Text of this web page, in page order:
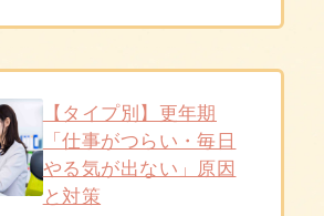
【タイプ別】更年期
「仕事がつらい・毎日
やる気が出ない」原因
と対策